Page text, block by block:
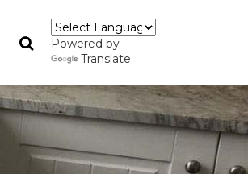
Powered by
Translate